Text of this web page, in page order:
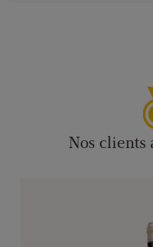
Nos clients